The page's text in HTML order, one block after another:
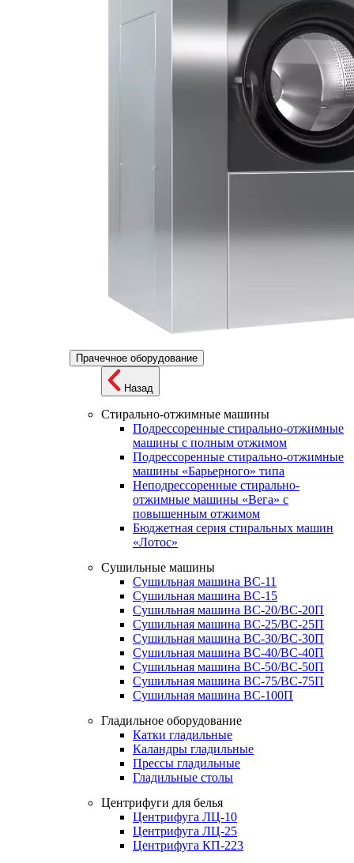
Прачечное оборудование
Назад
Стирально-отжимные машины
Подрессоренные стирально-отжимные
машины с полным отжимом
Подрессоренные стирально-отжимные
машины «Барьерного» типа
Неподрессоренные стирально-
отжимные машины «Вега» с
повышенным отжимом
Бюджетная серия стиральных машин
«Лотос»
Сушильные машины
Сушильная машина ВС-11
Сушильная машина ВС-15
Сушильная машина ВС-20/ВС-20П
Сушильная машина ВС-25/ВС-25П
Сушильная машина ВС-30/ВС-30П
Сушильная машина ВС-40/ВС-40П
Сушильная машина ВС-50/ВС-50П
Сушильная машина ВС-75/ВС-75П
Сушильная машина ВС-100П
Гладильное оборудование
Катки гладильные
Каландры гладильные
Прессы гладильные
Гладильные столы
Центрифуги для белья
Центрифуга ЛЦ-10
Центрифуга ЛЦ-25
Центрифуга КП-223